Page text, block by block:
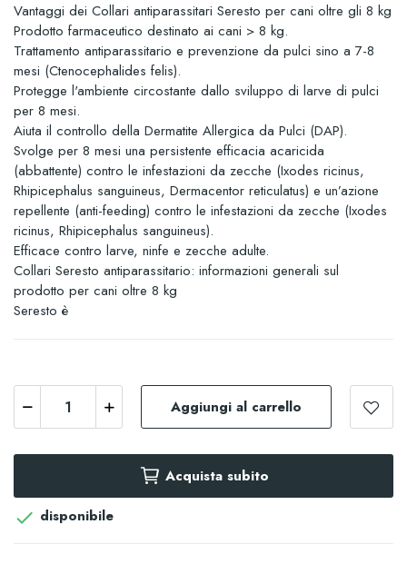
Vantaggi dei Collari antiparassitari Seresto per cani oltre gli 8 kg
Prodotto farmaceutico destinato ai cani > 8 kg.
Trattamento antiparassitario e prevenzione da pulci sino a 7-8
mesi (Ctenocephalides felis).
Protegge l'ambiente circostante dallo sviluppo di larve di pulci
per 8 mesi.
Aiuta il controllo della Dermatite Allergica da Pulci (DAP).
Svolge per 8 mesi una persistente efficacia acaricida
(abbattente) contro le infestazioni da zecche (Ixodes ricinus,
Rhipicephalus sanguineus, Dermacentor reticulatus) e un’azione
repellente (anti-feeding) contro le infestazioni da zecche (Ixodes
ricinus, Rhipicephalus sanguineus).
Efficace contro larve, ninfe e zecche adulte.
Collari Seresto antiparassitario: informazioni generali sul
prodotto per cani oltre 8 kg
Seresto è
Aggiungi al carrello
Acquista subito
 disponibile